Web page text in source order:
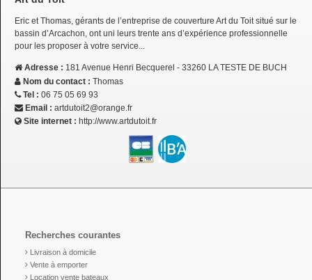
Eric et Thomas, gérants de l’entreprise de couverture Art du Toit situé sur le
bassin d’Arcachon, ont uni leurs trente ans d’expérience professionnelle
pour les proposer à votre service...
Adresse : 181 Avenue Henri Becquerel - 33260 LA TESTE DE BUCH
Nom du contact : Thomas
Tel : 06 75 05 69 93
Email : artdutoit2@orange.fr
Site internet : http://www.artdutoit.fr
Recherches courantes
Livraison à domicile
Vente à emporter
Location vente bateaux